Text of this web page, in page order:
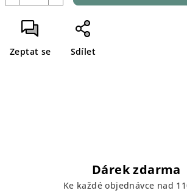
Zeptat se Sdílet
Dárek zdarma
Ke každé objednávce nad